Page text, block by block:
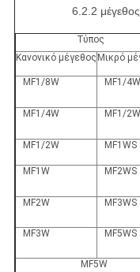
6.2.2
Τύπος
Κανονικό μέγεθος Μικρό
MF1/8W MF1/
MF1/4W
MF1/
MF1/2W
MF1WS
MF1W
MF2WS
MF2W
MF3WS
MF3W
MF5WS
MF5W